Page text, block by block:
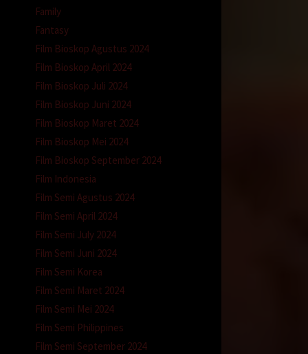
Family
Fantasy
Film Bioskop Agustus 2024
Film Bioskop April 2024
Film Bioskop Juli 2024
Film Bioskop Juni 2024
Film Bioskop Maret 2024
Film Bioskop Mei 2024
Film Bioskop September 2024
Film Indonesia
Film Semi Agustus 2024
Film Semi April 2024
Film Semi July 2024
Film Semi Juni 2024
Film Semi Korea
Film Semi Maret 2024
Film Semi Mei 2024
Film Semi Philippines
Film Semi September 2024